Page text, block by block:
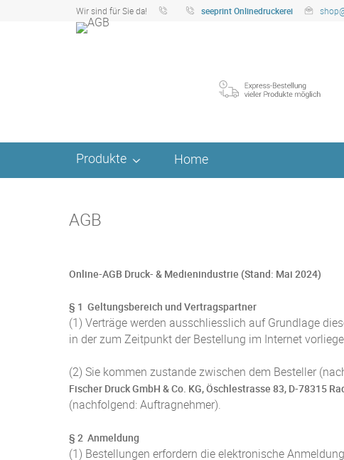
Wir sind für Sie da! seeprint Onlinedruckerei
Produkte Home
AGB
Online-AGB Druck- & Medienindustrie (Stand: Mai 2024)
§ 1 Geltungsbereich und Vertragspartner
(1) Verträge werden ausschliesslich auf Grundlage
in der zum Zeitpunkt der Bestellung im Internet
(2) Sie kommen zustande zwischen dem Besteller
Fischer Druck GmbH & Co. KG, Öschlestrasse 83, D-78315
(nachfolgend: Auftragnehmer).
§ 2 Anmeldung
(1) Bestellungen erfordern die elektronische